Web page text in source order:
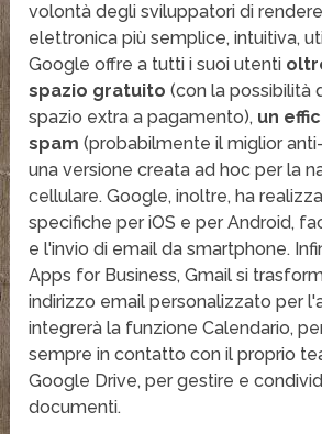
volontà degli sviluppatori di
elettronica più semplice, intuitiva,
Google offre a tutti i suoi utenti
spazio gratuito (con la possibilità
spazio extra a pagamento), un
spam (probabilmente il miglior
una versione creata ad hoc per la
cellulare. Google, inoltre, ha
specifiche per iOS e per Android,
e l'invio di email da smartphone.
Apps for Business, Gmail si
indirizzo email personalizzato per
integrerà la funzione Calendario,
sempre in contatto con il proprio
Google Drive, per gestire e
documenti.